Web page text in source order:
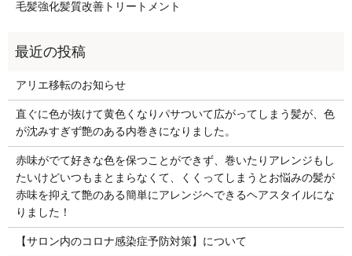
毛髪強化髪質改善トリートメント
アリエ移転のお知らせ
直ぐに色が抜けて黄色くなりパサついて広がってしまう髪が、色
が沈みすぎず艶のある内巻きになりました。
赤味がでて好きな色を保つことができず、巻いたりアレンジもし
たいけどいつもまとまらなくて、くくってしまうとお悩みの髪が
赤味を抑えて艶のある簡単にアレンジヘできるヘアスタイルにな
りました！
【サロン内のコロナ感染症予防対策】について